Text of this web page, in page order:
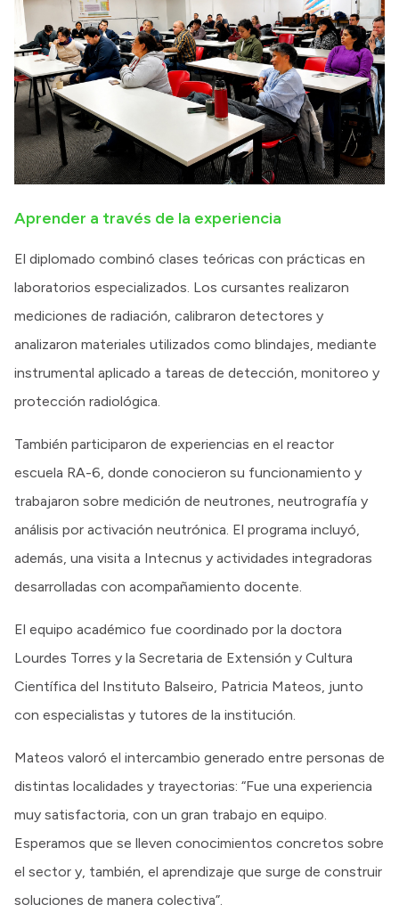
Aprender a través de la experiencia
El diplomado combinó clases teóricas con prácticas en
laboratorios especializados. Los cursantes realizaron
mediciones de radiación, calibraron detectores y
analizaron materiales utilizados como blindajes, mediante
instrumental aplicado a tareas de detección, monitoreo y
protección radiológica.
También participaron de experiencias en el reactor
escuela RA-6, donde conocieron su funcionamiento y
trabajaron sobre medición de neutrones, neutrografía y
análisis por activación neutrónica. El programa incluyó,
además, una visita a Intecnus y actividades integradoras
desarrolladas con acompañamiento docente.
El equipo académico fue coordinado por la doctora
Lourdes Torres y la Secretaria de Extensión y Cultura
Científica del Instituto Balseiro, Patricia Mateos, junto
con especialistas y tutores de la institución.
Mateos valoró el intercambio generado entre personas de
distintas localidades y trayectorias: “Fue una experiencia
muy satisfactoria, con un gran trabajo en equipo.
Esperamos que se lleven conocimientos concretos sobre
el sector y, también, el aprendizaje que surge de construir
soluciones de manera colectiva”.